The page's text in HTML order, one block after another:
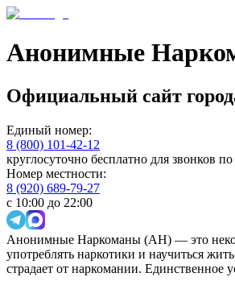
Анонимные
Официальный сайт
Единый номер:
8 (800) 101-42-12
круглосуточно бесплатно для звонков
Номер местности:
8 (920) 689-79-27
с 10:00 до 22:00
Анонимные Наркоманы (АН) — это
употреблять наркотики и научиться
страдает от наркомании. Единственное